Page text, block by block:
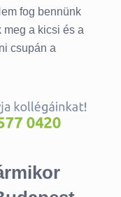
fog bennünk
a kicsi és a
csupán a